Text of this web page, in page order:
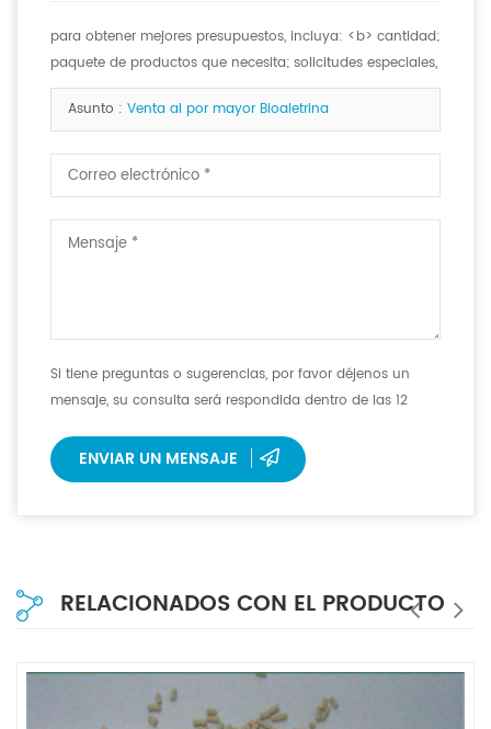
para obtener mejores presupuestos, incluya: <b> cantidad;
paquete de productos que necesita; solicitudes especiales,
si las hay. <b>
Asunto : Venta al por mayor Bioaletrina
Si tiene preguntas o sugerencias, por favor déjenos un
mensaje, su consulta será respondida dentro de las 12
ENVIAR UN MENSAJE
RELACIONADOS CON EL PRODUCTO